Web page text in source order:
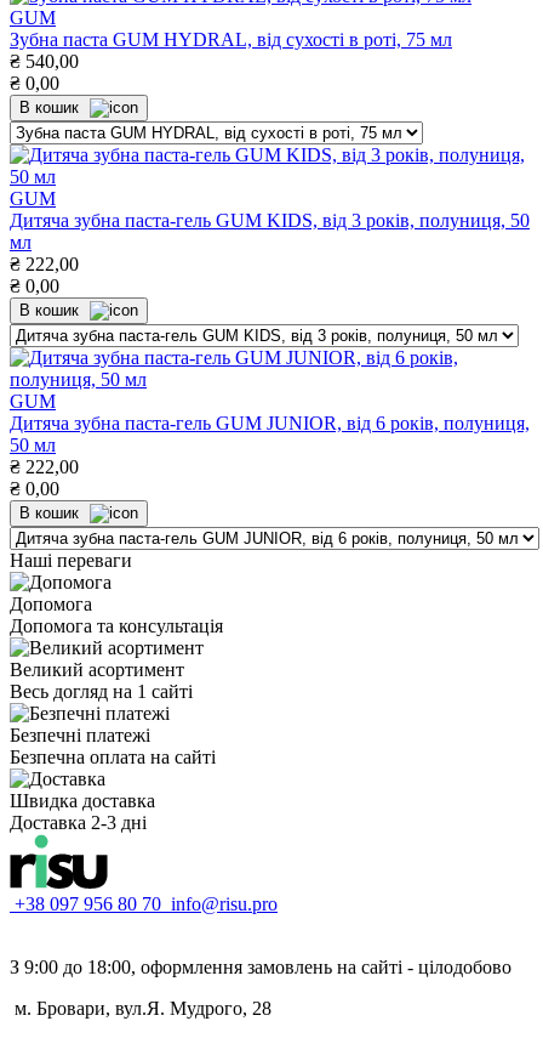
GUM
Зубна паста GUM HYDRAL, від сухості в роті, 75 мл
₴ 540,00
₴ 0,00
В кошик
GUM
Дитяча зубна паста-гель GUM KIDS, від 3 років, полуниця, 50
мл
₴ 222,00
₴ 0,00
В кошик
GUM
Дитяча зубна паста-гель GUM JUNIOR, від 6 років, полуниця,
50 мл
₴ 222,00
₴ 0,00
В кошик
Наші переваги
Допомога
Допомога та консультація
Великий асортимент
Весь догляд на 1 сайті
Безпечні платежі
Безпечна оплата на сайті
Швидка доставка
Доставка 2-3 дні
+38 097 956 80 70 info@risu.pro
З 9:00 до 18:00, оформлення замовлень на сайті - цілодобово
м. Бровари, вул.Я. Мудрого, 28